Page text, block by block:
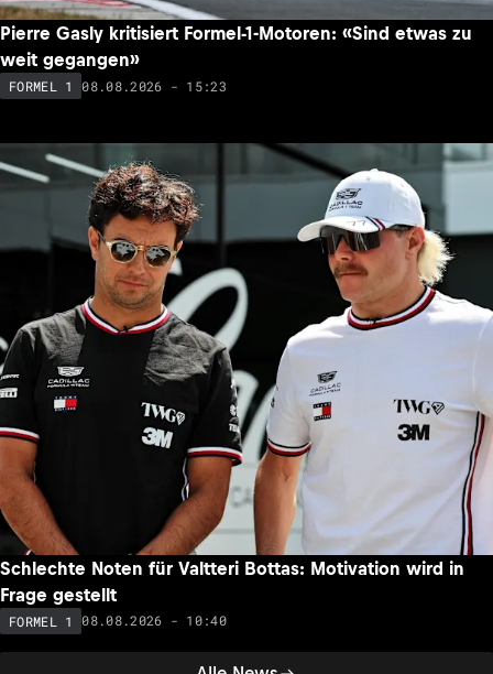
Pierre Gasly kritisiert Formel-1-Motoren: «Sind etwas zu
weit gegangen»
FORMEL 1 08.08.2026 - 15:23
Schlechte Noten für Valtteri Bottas: Motivation wird in
Frage gestellt
FORMEL 1 08.08.2026 - 10:40